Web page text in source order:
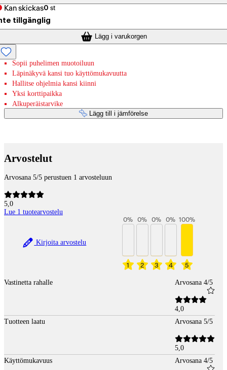
Kan skickas0 st
tillgänglig
Lägg i varukorgen
Sopii puhelimen muotoiluun
Läpinäkyvä kansi tuo käyttömukavuutta
Hallitse ohjelmia kansi kiinni
Yksi korttipaikka
Alkuperäistarvike
Lägg till i jämförelse
Arvostelut
Arvosana 5/5 perustuen 1 arvosteluun
5,0
Lue 1 tuotearvostelu
Kirjoita arvostelu
1
0%
2
0%
3
0%
4
0%
5
100%
Vastinetta rahalle Arvosana 4/5
4,0
Tuotteen laatu
Arvosana 5/5
5,0
Käyttömukavuus
Arvosana 4/5